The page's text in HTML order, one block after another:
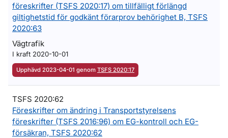
föreskrifter (TSFS 2020:17) om tillfälligt förlängd
giltighetstid för godkänt förarprov behörighet B, TSFS
2020:63
Vägtrafik
I kraft 2020-10-01
Upphävd 2023-04-01 genom TSFS 2020:17
TSFS 2020:62
Föreskrifter om ändring i Transportstyrelsens
föreskrifter (TSFS 2016:96) om EG-kontroll och EG-
försäkran, TSFS 2020:62